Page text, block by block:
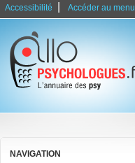
Accessibilité Accéder au menu
NAVIGATION